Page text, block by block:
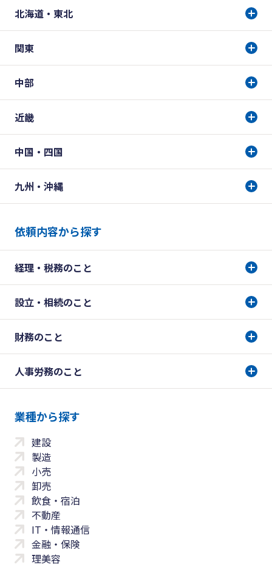
北海道・東北
関東
中部
近畿
中国・四国
九州・沖縄
依頼内容から探す
経理・税務のこと
設立・相続のこと
財務のこと
人事労務のこと
業種から探す
建設
製造
小売
卸売
飲食・宿泊
不動産
IT・情報通信
金融・保険
理美容